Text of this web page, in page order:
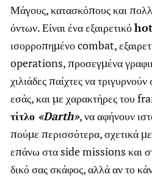
Μάγους, κατασκόπους και
όντων. Είναι ένα εξαιρετικό
ισορροπημένο combat,
operations, προσεγμένα
χιλιάδες παίχτες να
εσάς, και με χαρακτήρες του
τίτλο «Darth», να αφήνουν
πούμε περισσότερα, σχετικά
επάνω στα side missions και
δικό σας σκάφος, αλλά αν το